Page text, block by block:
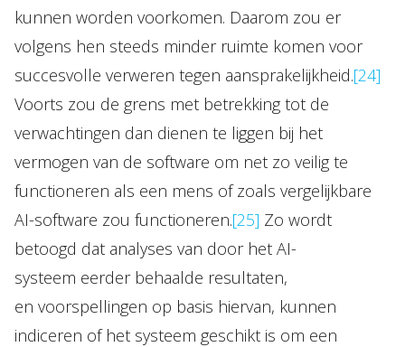
kunnen worden voorkomen. Daarom zou er
volgens hen steeds minder ruimte komen voor
succesvolle verweren tegen aansprakelijkheid.[24]
Voorts zou de grens met betrekking tot de
verwachtingen dan dienen te liggen bij het
vermogen van de software om net zo veilig te
functioneren als een mens of zoals vergelijkbare
AI-software zou functioneren.[25] Zo wordt
betoogd dat analyses van door het AI-
systeem eerder behaalde resultaten,
en voorspellingen op basis hiervan, kunnen
indiceren of het systeem geschikt is om een